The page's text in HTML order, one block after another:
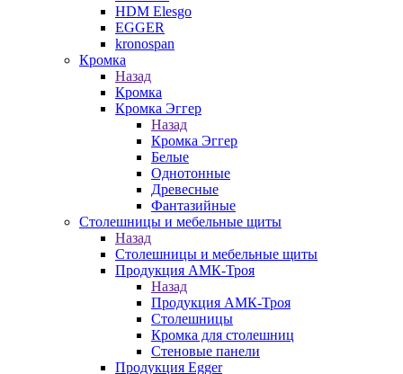
HDM Elesgo
EGGER
kronospan
Кромка
Назад
Кромка
Кромка Эггер
Назад
Кромка Эггер
Белые
Однотонные
Древесные
Фантазийные
Столешницы и мебельные щиты
Назад
Столешницы и мебельные щиты
Продукция АМК-Троя
Назад
Продукция АМК-Троя
Столешницы
Кромка для столешниц
Стеновые панели
Продукция Egger